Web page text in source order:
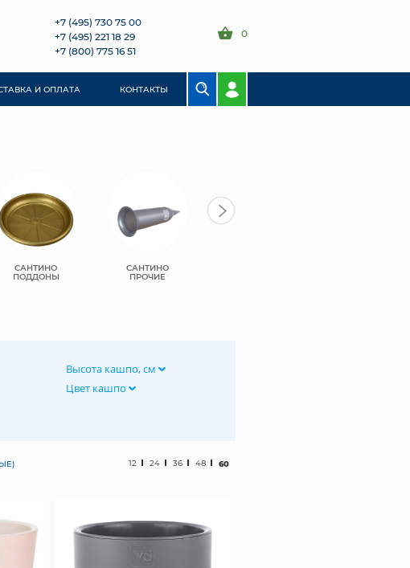
+7 (495) 730 75 00
+7 (495) 221 18 29
+7 (800) 775 16 51
0
И ОПЛАТА КОНТАКТЫ
САНТИНО
ПОДДОНЫ
САНТИНО
ПРОЧИЕ
Высота кашпо, см
Цвет кашпо
12 24 36 48 60